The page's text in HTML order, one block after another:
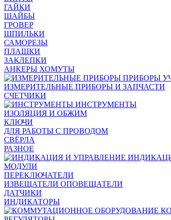
ГАЙКИ
ШАЙБЫ
ГРОВЕР
ШПИЛЬКИ
САМОРЕЗЫ
ПЛАШКИ
ЗАКЛЕПКИ
АНКЕРЫ ХОМУТЫ
ИЗМЕРИТЕЛЬНЫЕ ПРИБОРЫ И ЗАПЧАСТИ
СЧЕТЧИКИ
ИНСТРУМЕНТЫ
ИЗОЛЯЦИЯ И ОБЖИМ
КЛЮЧИ
ДЛЯ РАБОТЫ С ПРОВОДОМ
СВЁРЛА
РАЗНОЕ
МОДУЛИ
ПЕРЕКЛЮЧАТЕЛИ
ИЗВЕЩАТЕЛИ ОПОВЕЩАТЕЛИ
ДАТЧИКИ
ИНДИКАТОРЫ